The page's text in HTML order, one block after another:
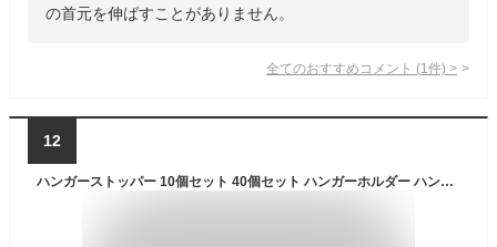
の首元を伸ばすことがありません。
全てのおすすめコメント (1 件) >
12
ハンガーストッパー 10個セット 40個セット ハンガーホルダー ハンガーキャッチャー 洗濯用品 ハンガー ストッパー 物干し クリップ 簡単装着 ハンガー 飛ばない 固定 安定